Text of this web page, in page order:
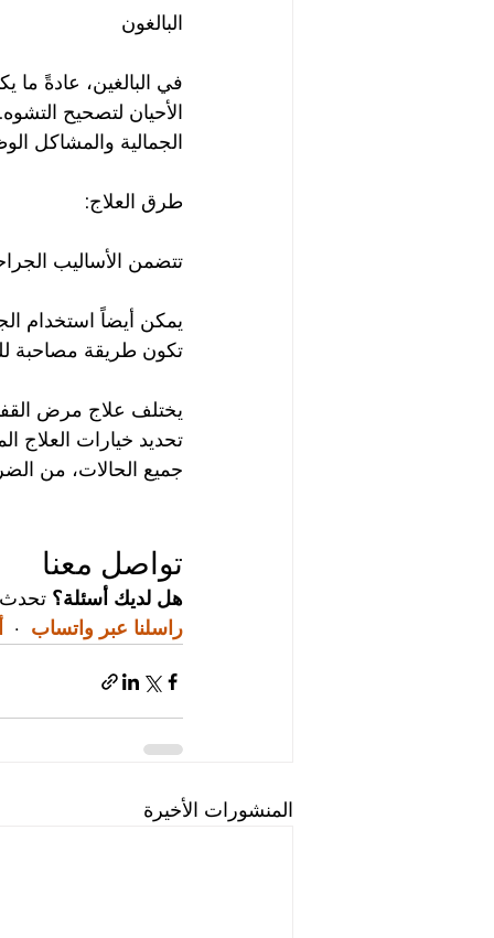
البالغون
في البالغين، عادةً
الأحيان لتصحيح
الجمالية والمشاكل
طرق العلاج:
تتضمن الأساليب
يمكن أيضاً استخدام
تكون طريقة مصاحبة
يختلف علاج مرض
تحديد خيارات العلاج
جميع الحالات، من
تواصل معنا
هل لديك أسئلة؟ تحدث
راسلنا عبر واتساب
  ·
المنشورات الأخيرة